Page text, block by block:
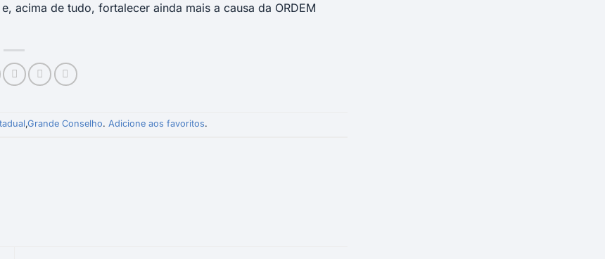
acima de tudo, fortalecer ainda mais a causa da ORDEM
,Grande Conselho. Adicione aos favoritos.